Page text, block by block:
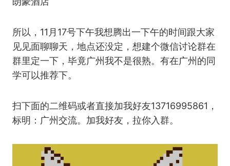
所以，11月17号下午我想腾出一下午的时间跟大家
见见面聊聊天，地点还没定，想建个微信讨论群在
群里定一下，毕竟广州我不是很熟。有在广州的同
学可以推荐下。
扫下面的二维码或者直接加我好友13716995861，
标明：广州交流。加我好友，拉你入群。